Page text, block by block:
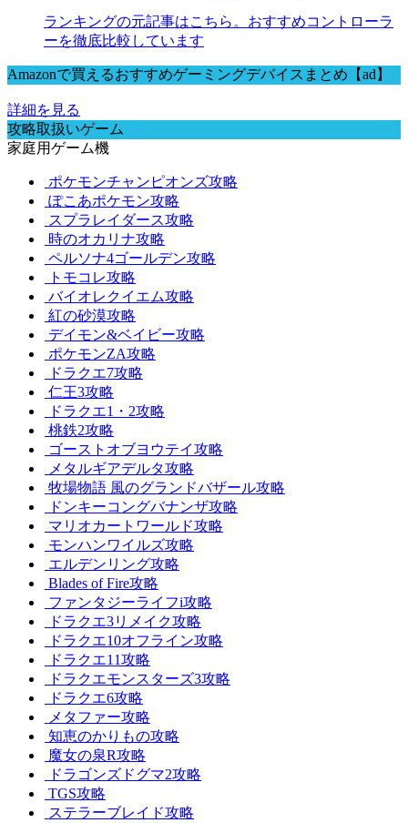
ランキングの元記事はこちら。おすすめコントローラ
ーを徹底比較しています
Amazonで買えるおすすめゲーミングデバイスまとめ【ad】
詳細を見る
攻略取扱いゲーム
家庭用ゲーム機
ポケモンチャンピオンズ攻略
ぽこあポケモン攻略
スプラレイダース攻略
時のオカリナ攻略
ペルソナ4ゴールデン攻略
トモコレ攻略
バイオレクイエム攻略
紅の砂漠攻略
デイモン&ベイビー攻略
ポケモンZA攻略
ドラクエ7攻略
仁王3攻略
ドラクエ1・2攻略
桃鉄2攻略
ゴーストオブヨウテイ攻略
メタルギアデルタ攻略
牧場物語 風のグランドバザール攻略
ドンキーコングバナンザ攻略
マリオカートワールド攻略
モンハンワイルズ攻略
エルデンリング攻略
Blades of Fire攻略
ファンタジーライフi攻略
ドラクエ3リメイク攻略
ドラクエ10オフライン攻略
ドラクエ11攻略
ドラクエモンスターズ3攻略
ドラクエ6攻略
メタファー攻略
知恵のかりもの攻略
魔女の泉R攻略
ドラゴンズドグマ2攻略
TGS攻略
ステラーブレイド攻略